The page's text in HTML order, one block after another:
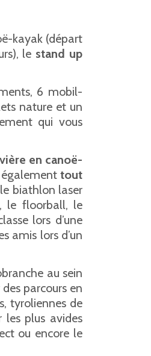
kayak (départ
le stand up
6 mobil-
nature et un
qui vous
en canoë-
également tout
biathlon laser
le floorball, le
lors d’une
amis lors d’un
au sein
parcours en
tyroliennes de
plus avides
ou encore le